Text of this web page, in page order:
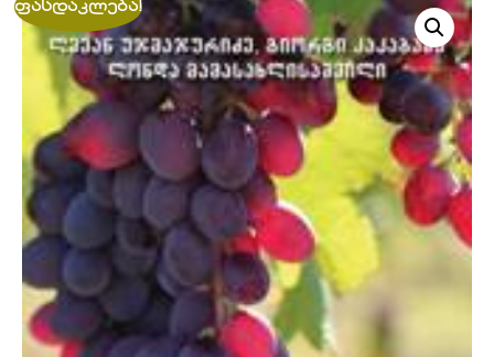
ფასდაკლება!